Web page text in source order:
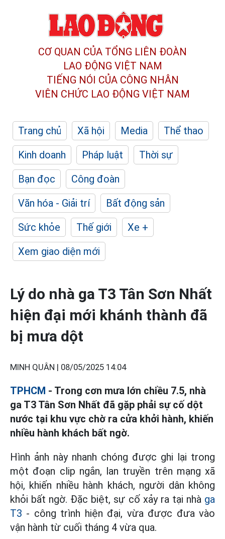
CƠ QUAN CỦA TỔNG LIÊN ĐOÀN
LAO ĐỘNG VIỆT NAM
TIẾNG NÓI CỦA CÔNG NHÂN
VIÊN CHỨC LAO ĐỘNG VIỆT NAM
Trang chủ Xã hội Media
Thể thao
Kinh doanh
Pháp luật
Thời sự
Bạn đọc
Công đoàn
Văn hóa - Giải trí
Bất động sản
Sức khỏe
Thế giới
Xe +
Xem giao diện mới
Lý do nhà ga T3 Tân Sơn Nhất
hiện đại mới khánh thành đã
bị mưa dột
MINH QUÂN | 08/05/2025 14:04
TPHCM - Trong cơn mưa lớn chiều 7.5, nhà
ga T3 Tân Sơn Nhất đã gặp phải sự cố dột
nước tại khu vực chờ ra cửa khởi hành, khiến
nhiều hành khách bất ngờ.
Hình ảnh này nhanh chóng được ghi lại trong
một đoạn clip ngắn, lan truyền trên mạng xã
hội, khiến nhiều hành khách, người dân không
khỏi bất ngờ. Đặc biệt, sự cố xảy ra tại nhà ga
T3 - công trình hiện đại, vừa được đưa vào
vận hành từ cuối tháng 4 vừa qua.